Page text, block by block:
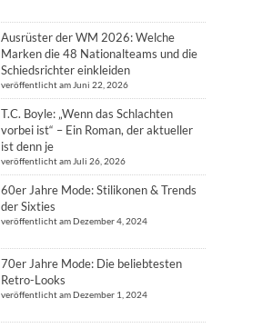
Ausrüster der WM 2026: Welche
Marken die 48 Nationalteams und die
Schiedsrichter einkleiden
veröffentlicht am Juni 22, 2026
T.C. Boyle: „Wenn das Schlachten
vorbei ist“ – Ein Roman, der aktueller
ist denn je
veröffentlicht am Juli 26, 2026
60er Jahre Mode: Stilikonen & Trends
der Sixties
veröffentlicht am Dezember 4, 2024
70er Jahre Mode: Die beliebtesten
Retro-Looks
veröffentlicht am Dezember 1, 2024